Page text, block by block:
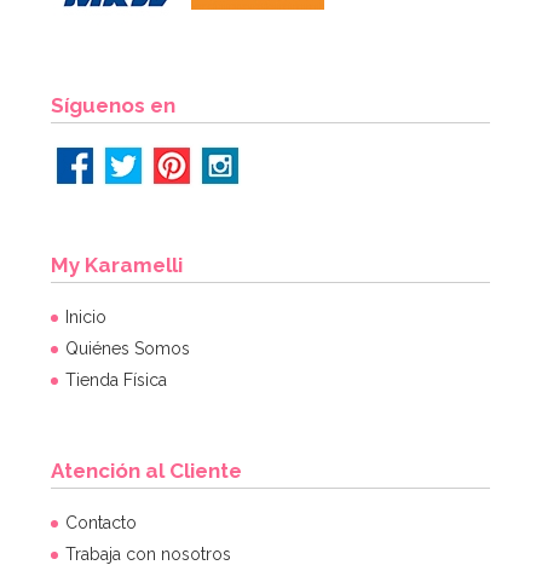
Síguenos en
My Karamelli
Inicio
Quiénes Somos
Tienda Física
Atención al Cliente
Contacto
Trabaja con nosotros